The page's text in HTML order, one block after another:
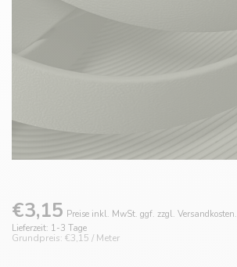
€3,15 Preise inkl. MwSt. ggf. zzgl. Versandkosten.
Lieferzeit: 1-3 Tage
Grundpreis: €3,15 / Meter